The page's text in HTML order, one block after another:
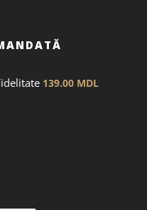
139.00 MDL